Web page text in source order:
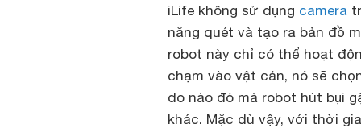
iLife không sử dụng camera
năng quét và tạo ra bản đồ
robot này chỉ có thể hoạt
chạm vào vật cản, nó sẽ
do nào đó mà robot hút bụi
khác. Mặc dù vậy, với thời